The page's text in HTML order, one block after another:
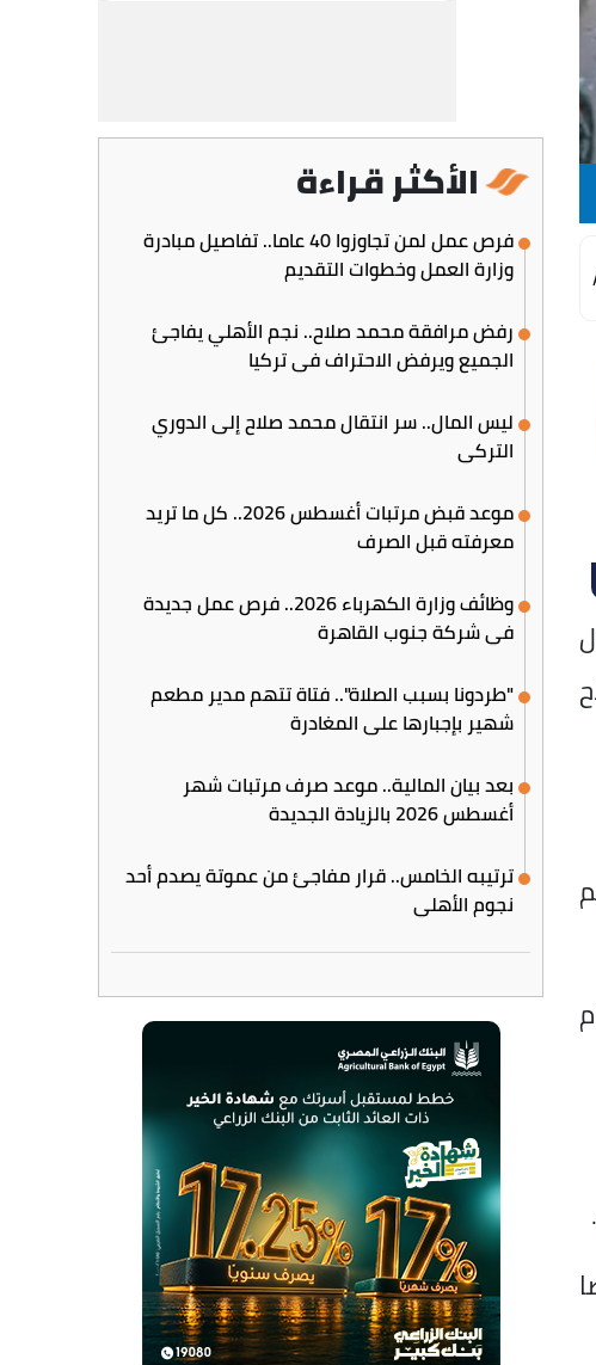
الأكثر قراءة
فرص عمل لمن تجاوزوا 40 عاما.. تفاصيل مبادرة
وزارة العمل وخطوات التقديم
رفض مرافقة محمد صلاح.. نجم الأهلي يفاجئ
الجميع ويرفض الاحتراف في تركيا
ليس المال.. سر انتقال محمد صلاح إلى الدوري
التركي
موعد قبض مرتبات أغسطس 2026.. كل ما تريد
معرفته قبل الصرف
وظائف وزارة الكهرباء 2026.. فرص عمل جديدة
في شركة جنوب القاهرة
"طردونا بسبب الصلاة".. فتاة تتهم مدير مطعم
شهير بإجبارها على المغادرة
بعد بيان المالية.. موعد صرف مرتبات شهر
أغسطس 2026 بالزيادة الجديدة
ترتيبه الخامس.. قرار مفاجئ من عموتة يصدم أحد
نجوم الأهلي